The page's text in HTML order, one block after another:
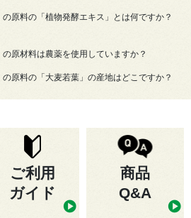
の原料の「植物発酵エキス」とは何ですか？
の原材料は農薬を使用していますか？
の原料の「大麦若葉」の産地はどこですか？
ご利用
ガイド
商品
Q&A